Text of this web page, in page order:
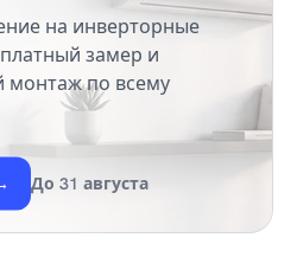
на инверторные
замер и
монтаж по всему
До 31 августа